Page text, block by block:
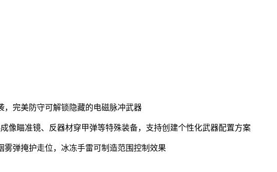
，完美防守可解锁隐藏的电磁脉冲武器
像瞄准镜、反器材穿甲弹等特殊装备，支持创建个性化武器配置方案
弹掩护走位，冰冻手雷可制造范围控制效果